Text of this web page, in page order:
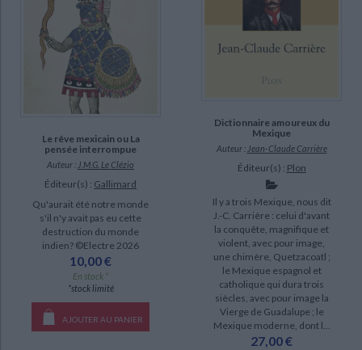
Le rêve mexicain ou La
pensée interrompue
Auteur : J.M.G. Le Clézio
Éditeur(s) : Gallimard
Qu'aurait été notre monde
s'il n'y avait pas eu cette
destruction du monde
indien? ©Electre 2026
10,00 €
En stock *
*stock limité
AJOUTER AU PANIER
Dictionnaire amoureux du
Mexique
Auteur : Jean-Claude Carrière
Éditeur(s) : Plon
Il y a trois Mexique, nous dit
J.-C. Carrière : celui d'avant
la conquête, magnifique et
violent, avec pour image,
une chimère, Quetzacoatl ;
le Mexique espagnol et
catholique qui dura trois
siècles, avec pour image la
Vierge de Guadalupe ; le
Mexique moderne, dont l...
27,00 €